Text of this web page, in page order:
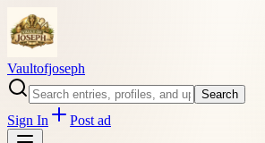
Vaultofjoseph
Search
Sign In Post ad